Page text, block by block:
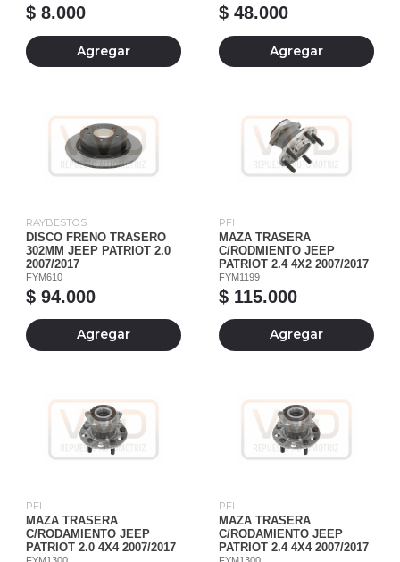
$ 8.000
Agregar
$ 48.000
Agregar
RAYBESTOS
DISCO FRENO TRASERO
302MM JEEP PATRIOT 2.0
2007/2017
FYM610
$ 94.000
Agregar
PFI
MAZA TRASERA
C/RODMIENTO JEEP
PATRIOT 2.4 4X2 2007/2017
FYM1199
$ 115.000
Agregar
PFI
MAZA TRASERA
C/RODAMIENTO JEEP
PATRIOT 2.0 4X4 2007/2017
PFI
MAZA TRASERA
C/RODAMIENTO JEEP
PATRIOT 2.4 4X4 2007/2017